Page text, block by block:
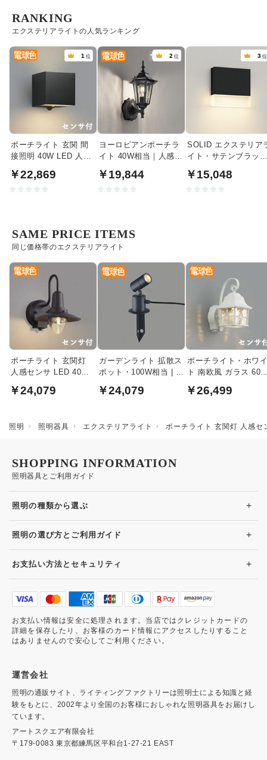
エクステリアライトの人気ランキング
RANKING
1 位
ポーチライト 玄関 間
接照明 40W LED 人感
￥22,869
2 位
ヨーロピアンポーチラ
イト 40W相当｜人感セ
￥19,844
3 位
SOLID エクステリア
イト・サテンブラッ
￥15,048
同じ価格帯のエクステリアライト
SAME PRICE ITEMS
ポーチライト 玄関灯
人感センサ LED 40W |
￥24,079
ガーデンライト 拡散ス
ポット・100W相当 | ス
￥24,079
ポーチライト・ホワ
ト 南欧風 ガラス
￥26,499
照明 照明器具 エクステリアライト ポーチライト 玄関灯 人感
照明器具とご利用ガイド
SHOPPING INFORMATION
照明の種類から選ぶ +
照明の選び方とご利用ガイド +
お支払い方法とセキュリティ +
お支払い情報は安全に処理されます。当店ではクレジットカードの
詳細を保存したり、お客様のカード情報にアクセスしたりすること
はありませんので安心してご利用ください。
運営会社
照明の通販サイト、ライティングファクトリーは照明士による知識と経
験をもとに、2002年より全国のお客様におしゃれな照明器具をお届けし
ています。
アートスクエア有限会社
〒179-0083 東京都練馬区平和台1-27-21 EAST